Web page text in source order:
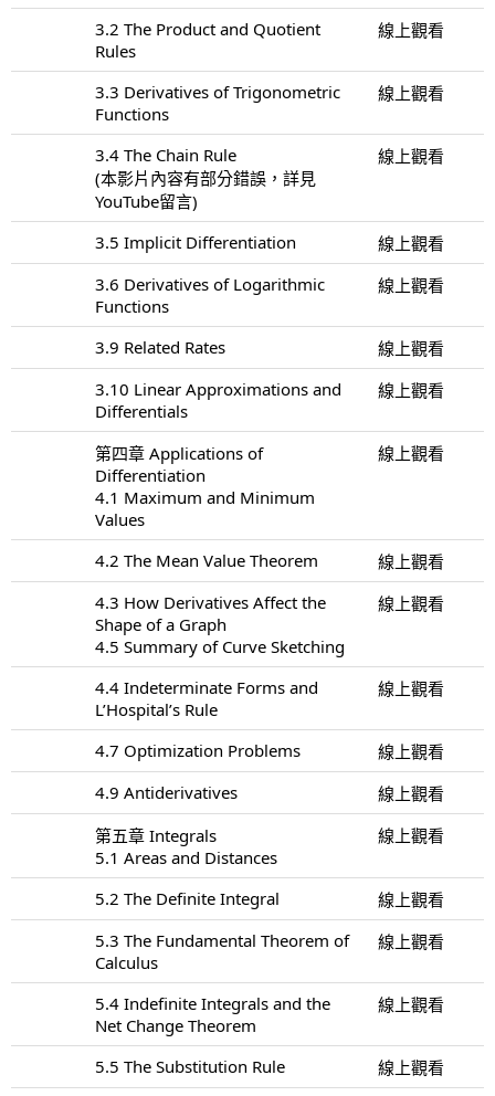
3.2 The Product and Quotient
Rules
線上觀看
3.3 Derivatives of Trigonometric
Functions
線上觀看
3.4 The Chain Rule
(本影片內容有部分錯誤，詳見
YouTube留言)
線上觀看
3.5 Implicit Differentiation
線上觀看
3.6 Derivatives of Logarithmic
Functions
線上觀看
3.9 Related Rates
線上觀看
3.10 Linear Approximations and
Differentials
線上觀看
第四章 Applications of
Differentiation
4.1 Maximum and Minimum
Values
線上觀看
4.2 The Mean Value Theorem
線上觀看
4.3 How Derivatives Affect the
Shape of a Graph
4.5 Summary of Curve Sketching
線上觀看
4.4 Indeterminate Forms and
L’Hospital’s Rule
線上觀看
4.7 Optimization Problems
線上觀看
4.9 Antiderivatives
線上觀看
第五章 Integrals
5.1 Areas and Distances
線上觀看
5.2 The Definite Integral
線上觀看
5.3 The Fundamental Theorem of
Calculus
線上觀看
5.4 Indefinite Integrals and the
Net Change Theorem
線上觀看
5.5 The Substitution Rule
線上觀看